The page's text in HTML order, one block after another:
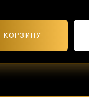
КОРЗИНУ